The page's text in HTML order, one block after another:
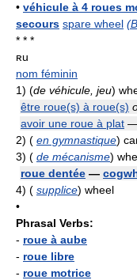
• véhicule à 4 roues
secours spare wheel
* * *
ʀu
nom féminin
1) (de véhicule, jeu)
être roue(s) à roue(s)
avoir une roue à plat
2) ( en gymnastique)
3) ( de mécanisme)
roue dentée —
4) ( supplice) wheel
•
Phrasal Verbs:
- roue à aube
- roue libre
- roue motrice